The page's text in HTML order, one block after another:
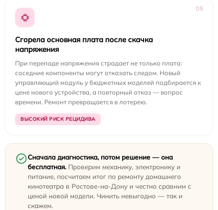
05
Сгорела основная плата после скачка
напряжения
При перепаде напряжения страдает не только плата:
соседние компоненты могут отказать следом. Новый
управляющий модуль у бюджетных моделей подбирается к
цене нового устройства, а повторный отказ — вопрос
времени. Ремонт превращается в лотерею.
ВЫСОКИЙ РИСК РЕЦИДИВА
Сначала диагностика, потом решение — она
бесплатная. Проверим механику, электронику и
питание, посчитаем итог по ремонту домашнего
кинотеатра в Ростове-на-Дону и честно сравним с
ценой новой модели. Чинить невыгодно — так и
скажем.